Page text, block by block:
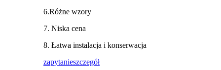
6.Różne wzory
7. Niska cena
8. Łatwa instalacja i konserwacja
zapytanieszczegół